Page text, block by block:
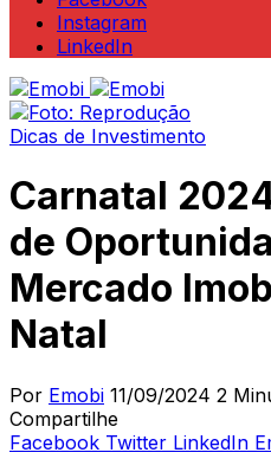
Instagram
LinkedIn
Dicas de Investimento
Carnatal
de
Mercado
Natal
Por Emobi 11/09/2024 2
Compartilhe
Facebook Twitter LinkedIn